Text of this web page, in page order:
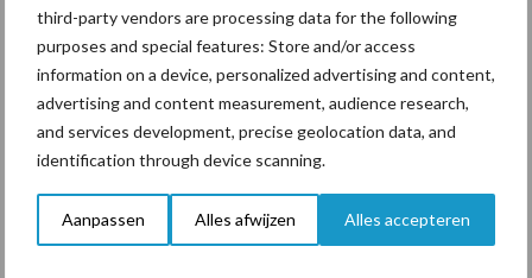
third-party vendors are processing data for the following
purposes and special features: Store and/or access
information on a device, personalized advertising and content,
advertising and content measurement, audience research,
and services development, precise geolocation data, and
identification through device scanning.
Aanpassen Alles afwijzen Alles accepteren
PrimaireRecent nieuws Partner nieuws
Toon meer